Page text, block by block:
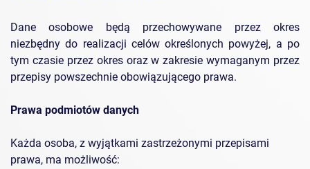
Dane osobowe będą przechowywane przez okres
niezbędny do realizacji celów określonych powyżej, a po
tym czasie przez okres oraz w zakresie wymaganym przez
przepisy powszechnie obowiązującego prawa.
Prawa podmiotów danych
Każda osoba, z wyjątkami zastrzeżonymi przepisami
prawa, ma możliwość: